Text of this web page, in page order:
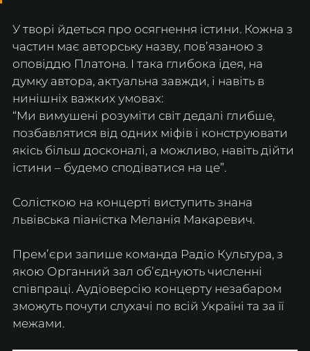
У творі йдеться про осягнення істини. Кожна з
частин має авторську назву, повʼязаною з
оповіддю Платона. І така глибока ідея, на
думку автора, актуальна завжди, і навіть в
нинішніх важких умовах:
“Ми вимушені розуміти світ дедалі глибше,
позбавлятися від одних міфів і конструювати
якісь більш досконалі, а можливо, навіть дійти
істини – будемо сподіватися на це”.
Солісткою на концерті виступить знана
львівська піаністка Меланія Макаревич.
Премʼєри запише команда Радіо Культура, з
якою Органний зал обʼєднують численні
співпраці. Аудіоверсію концерту незабаром
зможуть почути слухачі по всій Україні та за її
межами.